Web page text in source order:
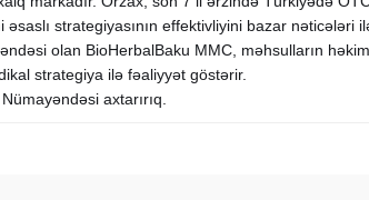
strategiyasının effektivliyini bazar nəticələri
olan BioHerbalBaku MMC, məhsulların
strategiya ilə fəaliyyət göstərir.
axtarırıq.
həkimlərə elmi əsaslarla tanıdılmasını